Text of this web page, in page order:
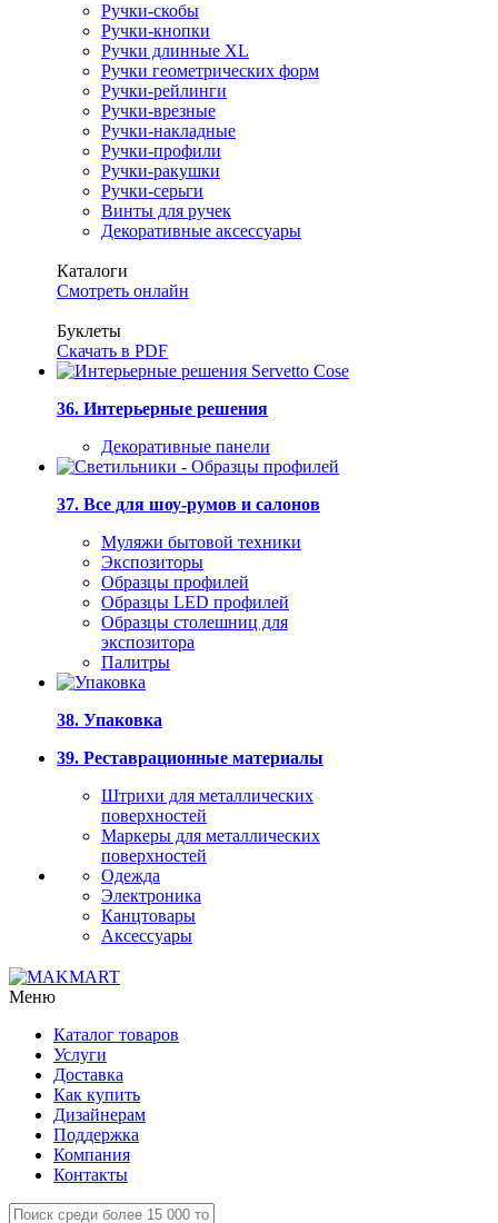
Ручки-скобы
Ручки-кнопки
Ручки длинные XL
Ручки геометрических форм
Ручки-рейлинги
Ручки-врезные
Ручки-накладные
Ручки-профили
Ручки-ракушки
Ручки-серьги
Винты для ручек
Декоративные аксессуары
Каталоги
Смотреть онлайн
Буклеты
Скачать в PDF
36. Интерьерные решения
Декоративные панели
37. Все для шоу-румов и салонов
Муляжи бытовой техники
Экспозиторы
Образцы профилей
Образцы LED профилей
Образцы столешниц для
экспозитора
Палитры
38. Упаковка
39. Реставрационные материалы
Штрихи для металлических
поверхностей
Маркеры для металлических
поверхностей
Одежда
Электроника
Канцтовары
Аксессуары
Меню
Каталог товаров
Услуги
Доставка
Как купить
Дизайнерам
Поддержка
Компания
Контакты